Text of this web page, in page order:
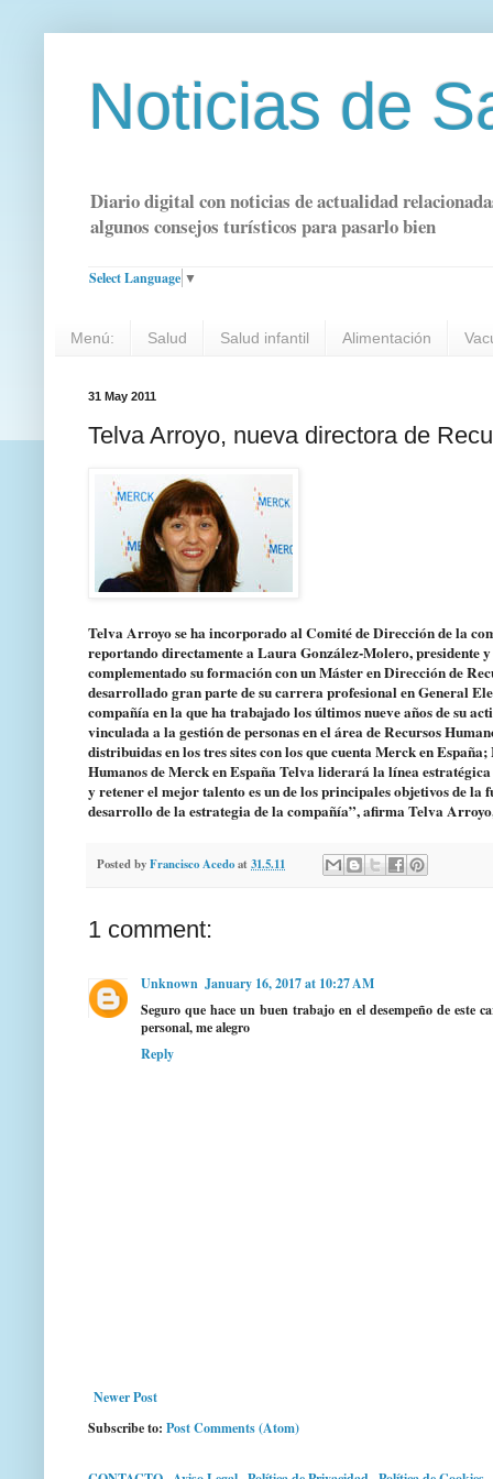
Noticias de
Diario digital con noticias de actualidad
algunos consejos turísticos para pasarlo bien
Select Language ▼
Menú: Salud Salud infantil Alimentación
31 May 2011
Telva Arroyo, nueva directora de
Telva Arroyo se ha incorporado al Comité de Dirección de la
reportando directamente a Laura González-Molero, presidente
complementado su formación con un Máster en Dirección de
desarrollado gran parte de su carrera profesional en General
compañía en la que ha trabajado los últimos nueve años de su
vinculada a la gestión de personas en el área de Recursos
distribuidas en los tres sites con los que cuenta Merck en
Humanos de Merck en España Telva liderará la línea
y retener el mejor talento es un de los principales objetivos de
desarrollo de la estrategia de la compañía”, afirma Telva
Posted byFrancisco Acedoat 31.5.11
1 comment:
Unknown January 16, 2017 at 10:27 AM
Seguro que hace un buen trabajo en el desempeño de este
personal, me alegro
Reply
Newer Post
Subscribe to: Post Comments (Atom)